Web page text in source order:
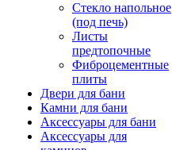
Стекло напольное
(под печь)
Листы
предтопочные
Фиброцементные
плиты
Двери для бани
Камни для бани
Аксессуары для бани
Аксессуары для